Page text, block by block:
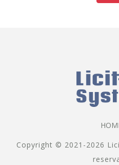
Copyright © 2021-2026